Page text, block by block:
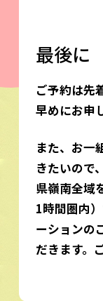
最後に
ご予約は先
早めにお申
また、お一
きたいので
県嶺南全域
1時間圏内
ーションの
だきます。